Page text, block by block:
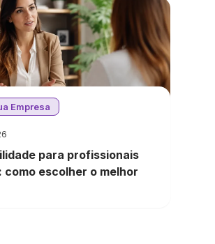
Empresa
para profissionais
como escolher o melhor